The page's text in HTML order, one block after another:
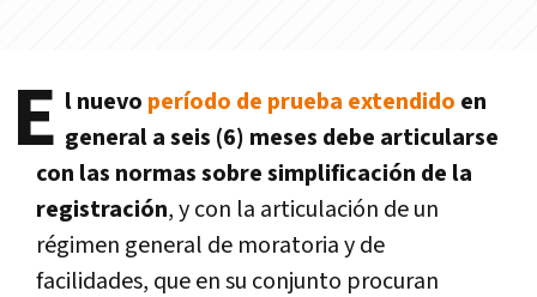
E l nuevo período de prueba extendido en
general a seis (6) meses debe articularse
con las normas sobre simplificación de la
registración, y con la articulación de un
régimen general de moratoria y de
facilidades, que en su conjunto procuran